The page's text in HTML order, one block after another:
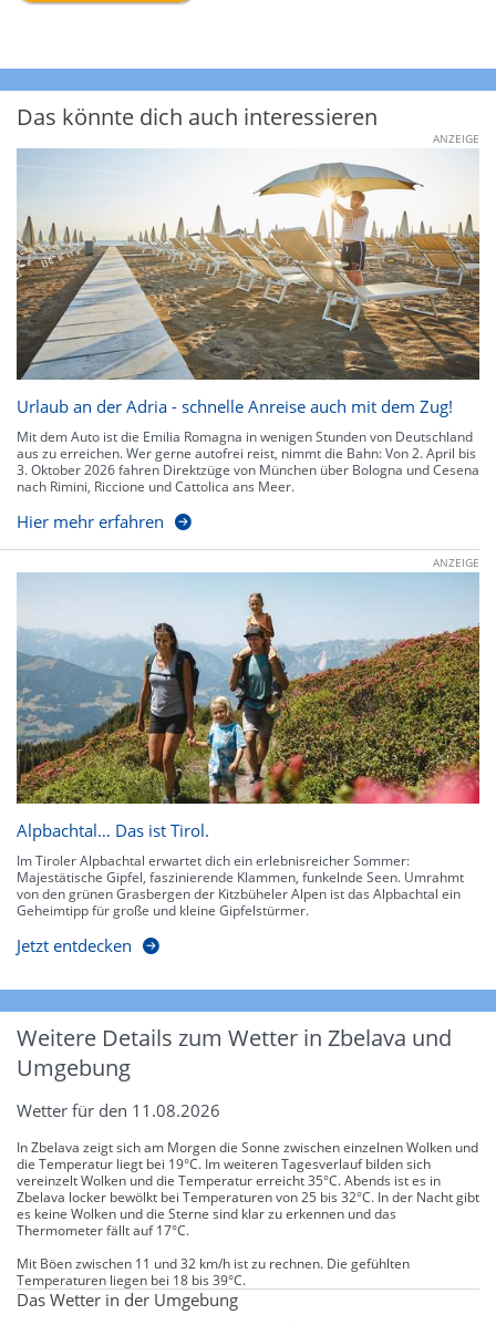
Das könnte dich auch interessieren
ANZEIGE
Urlaub an der Adria - schnelle Anreise auch mit dem Zug!
Mit dem Auto ist die Emilia Romagna in wenigen Stunden von Deutschland
aus zu erreichen. Wer gerne autofrei reist, nimmt die Bahn: Von 2. April bis
3. Oktober 2026 fahren Direktzüge von München über Bologna und Cesena
nach Rimini, Riccione und Cattolica ans Meer.
Hier mehr erfahren
ANZEIGE
Alpbachtal… Das ist Tirol.
Im Tiroler Alpbachtal erwartet dich ein erlebnisreicher Sommer:
Majestätische Gipfel, faszinierende Klammen, funkelnde Seen. Umrahmt
von den grünen Grasbergen der Kitzbüheler Alpen ist das Alpbachtal ein
Geheimtipp für große und kleine Gipfelstürmer.
Jetzt entdecken
Weitere Details zum Wetter in Zbelava und
Umgebung
Wetter für den 11.08.2026
In Zbelava zeigt sich am Morgen die Sonne zwischen einzelnen Wolken und
die Temperatur liegt bei 19°C. Im weiteren Tagesverlauf bilden sich
vereinzelt Wolken und die Temperatur erreicht 35°C. Abends ist es in
Zbelava locker bewölkt bei Temperaturen von 25 bis 32°C. In der Nacht gibt
es keine Wolken und die Sterne sind klar zu erkennen und das
Thermometer fällt auf 17°C.
Mit Böen zwischen 11 und 32 km/h ist zu rechnen. Die gefühlten
Temperaturen liegen bei 18 bis 39°C.
Das Wetter in der Umgebung